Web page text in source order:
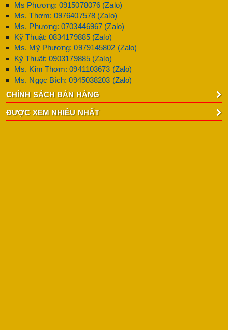
Ms Phương: 0915078076 (Zalo)
Ms. Thơm: 0976407578 (Zalo)
Ms. Phương: 0703446967 (Zalo)
Kỹ Thuật: 0834179885 (Zalo)
Ms. Mỹ Phương: 0979145802 (Zalo)
Kỹ Thuật: 0903179885 (Zalo)
Ms. Kim Thơm: 0941103673 (Zalo)
Ms. Ngọc Bích: 0945038203 (Zalo)
CHÍNH SÁCH BÁN HÀNG
ĐƯỢC XEM NHIỀU NHẤT